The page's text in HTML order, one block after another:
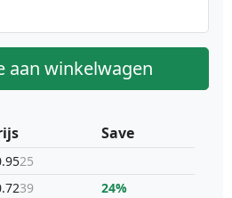
aan winkelwagen
25
39
Save
24%